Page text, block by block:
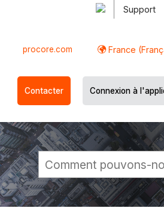
Support
procore.com France
Contacter Connexion à